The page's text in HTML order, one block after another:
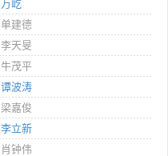
万屹
单建德
李天旻
牛茂平
谭波涛
梁嘉俊
李立新
肖钟伟